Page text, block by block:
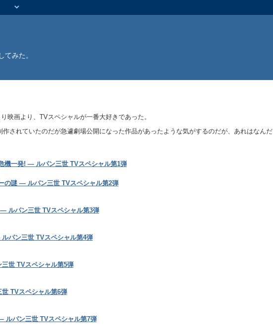
てみた。
映画より、TVスペシャルが一番大好きであった。
されていたのだが急遽劇場公開になった作品があったような気がするのだが、あれはなんだ
機一発! ― ルパン三世 TVスペシャル第1弾
の謎 ― ルパン三世 TVスペシャル第2弾
ルパン三世 TVスペシャル第3弾
パン三世 TVスペシャル第4弾
世 TVスペシャル第5弾
TVスペシャル第6弾
ルパン三世 TVスペシャル第7弾